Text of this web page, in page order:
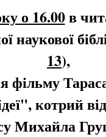
о 16.00в
наукової
13),
фільму
котрий
Михайла